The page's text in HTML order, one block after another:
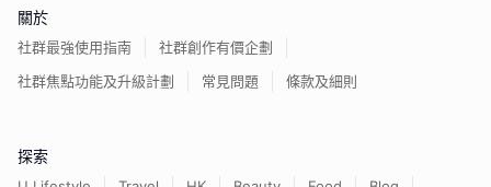
關於
社群最強使用指南
社群創作有價企劃
社群焦點功能及升級計劃
常見問題 條款及細則
探索